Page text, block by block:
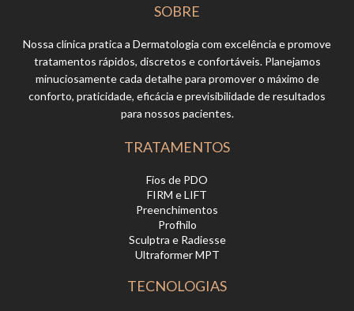
SOBRE
Nossa clínica pratica a Dermatologia com excelência e promove
tratamentos rápidos, discretos e confortáveis. Planejamos
minuciosamente cada detalhe para promover o máximo de
conforto, praticidade, eficácia e previsibilidade de resultados
para nossos pacientes.
TRATAMENTOS
Fios de PDO
FIRM e LIFT
Preenchimentos
Profhilo
Sculptra e Radiesse
Ultraformer MPT
TECNOLOGIAS